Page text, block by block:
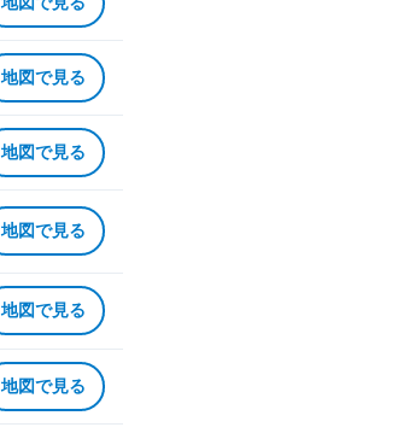
地図で見る
地図で見る
地図で見る
地図で見る
地図で見る